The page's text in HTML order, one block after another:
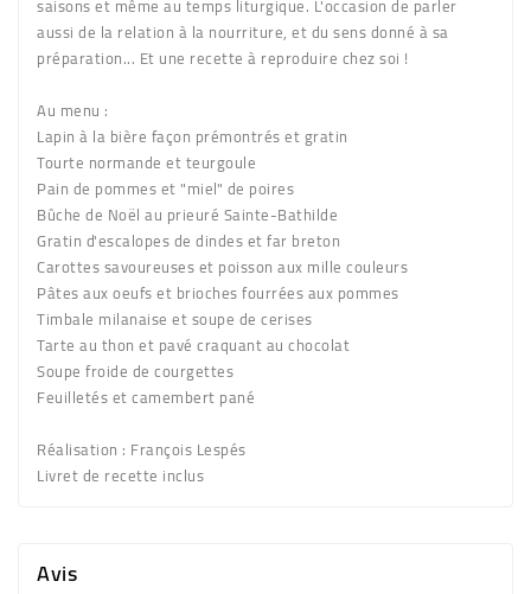
aussi de la relation à la nourriture, et du sens donné à sa
préparation... Et une recette à reproduire chez soi !
Au menu :
Lapin à la bière façon prémontrés et gratin
Tourte normande et teurgoule
Pain de pommes et "miel" de poires
Bûche de Noël au prieuré Sainte-Bathilde
Gratin d'escalopes de dindes et far breton
Carottes savoureuses et poisson aux mille couleurs
Pâtes aux oeufs et brioches fourrées aux pommes
Timbale milanaise et soupe de cerises
Tarte au thon et pavé craquant au chocolat
Soupe froide de courgettes
Feuilletés et camembert pané
Réalisation : François Lespés
Livret de recette inclus
Avis